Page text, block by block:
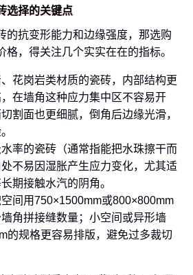
选择的关键点
的抗变形能力和边缘强度，那选购
格，得关注几个实实在在的指标。
、花岗岩类材质的瓷砖，内部结构更
在墙角这种应力集中区不容易开
割面也更细腻，倒角后边缘光滑，
水率的瓷砖（通常指能把水珠擦干而
不易因湿胀产生应力变化，尤其适
期接触水汽的阴角。
空间用750×1500mm或800×800mm
角拼接缝数量；小空间或异形墙
的规格更容易排版，避免过多裁切